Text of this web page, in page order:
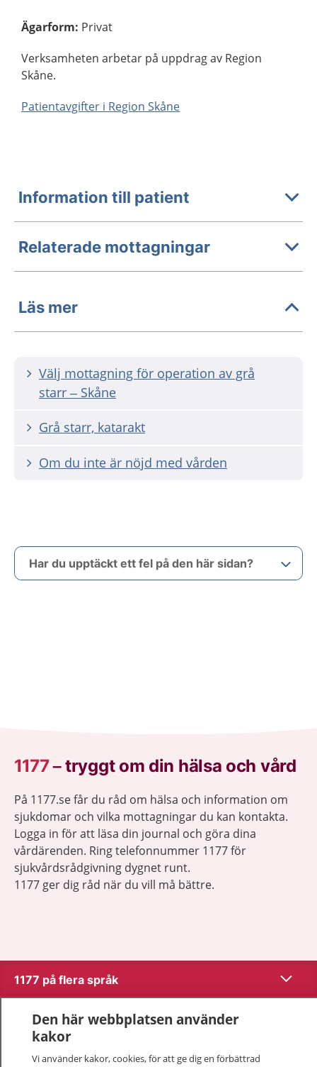
Ägarform: Privat
Verksamheten arbetar på uppdrag av Region
Skåne.
Patientavgifter i Region Skåne
Information till patient
Relaterade mottagningar
Läs mer
Välj mottagning för operation av grå
starr – Skåne
Grå starr, katarakt
Om du inte är nöjd med vården
Har du upptäckt ett fel på den här sidan?
1177–tryggt om din hälsa och vård
På 1177.se får du råd om hälsa och information om
sjukdomar och vilka mottagningar du kan kontakta.
Logga in för att läsa din journal och göra dina
vårdärenden. Ring telefonnummer 1177 för
sjukvårdsrådgivning dygnet runt.
1177 ger dig råd när du vill må bättre.
1177 på flera språk Visa
Om 1177
Kontakt
Den här webbplatsen använder
kakor
Vi använder kakor, cookies, för att ge dig en förbättrad